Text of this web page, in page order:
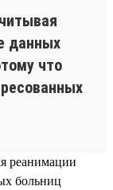
данных
что
реанимации
больниц